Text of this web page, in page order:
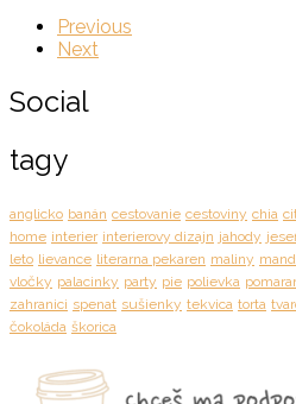
Previous
Next
Social
tagy
anglicko banán cestovanie cestoviny chia
home interier interierovy dizajn jahody
leto lievance literarna pekaren maliny
vločky palacinky party pie polievka
zahranici spenat sušienky tekvica torta
čokoláda škorica